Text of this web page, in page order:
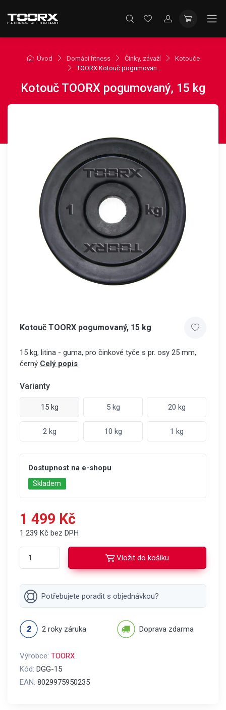
Úvod Domácí fitness Činky, závaží
Kotouče
TOORX Kotouč pogumovaný, 15 kg
Kotouč TOORX pogumovaný, 15 kg
Kotouč TOORX pogumovaný, 15 kg
15 kg, litina - guma, pro činkové tyče s pr. osy 25 mm,
černý Celý popis
Varianty
15 kg 5 kg 20 kg
2 kg 10 kg 1 kg
Dostupnost na e-shopu
Skladem
1 499 Kč
1 239 Kč bez DPH
Vložit do košíku
Potřebujete poradit s objednávkou?
2 roky záruka Doprava zdarma
Výrobce: TOORX
Kód: DGG-15
EAN: 8029975950235